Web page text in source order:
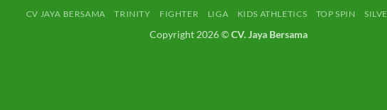
CV JAYA BERSAMA TRINITY FIGHTER LIGA KIDS ATHLETICS TOP SPIN
Copyright 2026 ©CV. Jaya Bersama